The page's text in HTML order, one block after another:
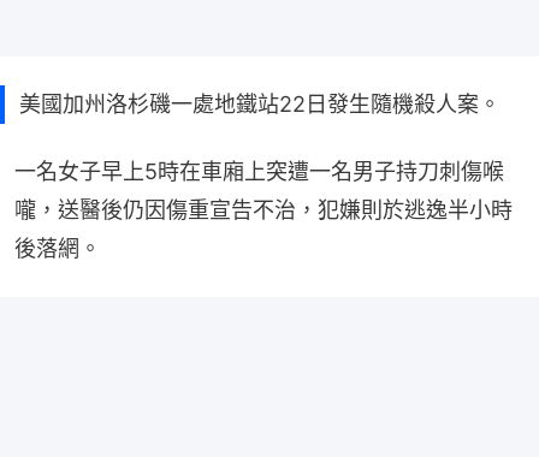
美國加州洛杉磯一處地鐵站22日發生隨機殺人案。
一名女子早上5時在車廂上突遭一名男子持刀刺傷喉
嚨，送醫後仍因傷重宣告不治，犯嫌則於逃逸半小時
後落網。